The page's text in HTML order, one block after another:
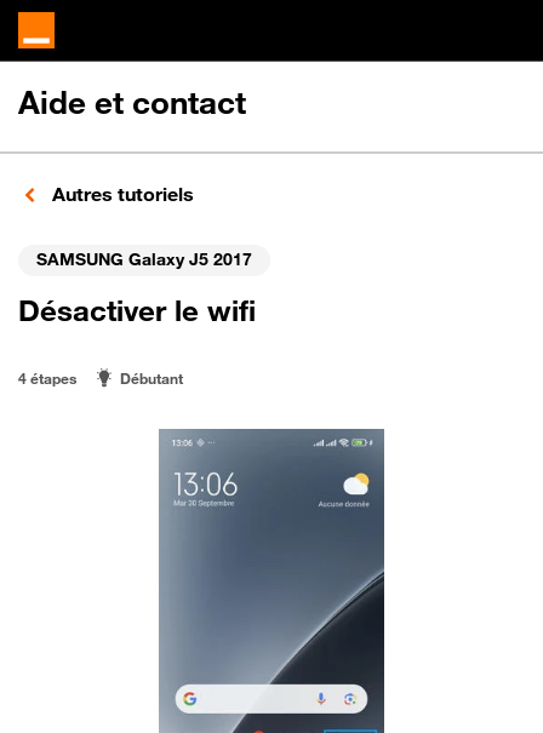
Aide et contact
Autres tutoriels
SAMSUNG Galaxy J5 2017
Désactiver le wifi
4 étapes Débutant